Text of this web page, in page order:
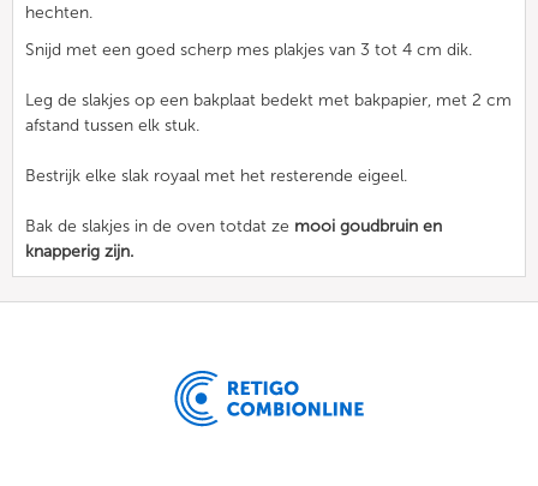
hechten.
Snijd met een goed scherp mes plakjes van 3 tot 4 cm dik.
Leg de slakjes op een bakplaat bedekt met bakpapier, met 2 cm
afstand tussen elk stuk.
Bestrijk elke slak royaal met het resterende eigeel.
Bak de slakjes in de oven totdat ze mooi goudbruin en
knapperig zijn.